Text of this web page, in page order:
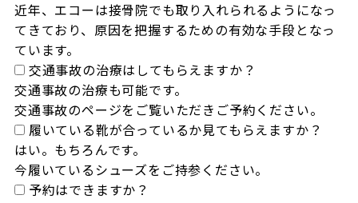
近年、エコーは接骨院でも取り入れられるようになっ
てきており、原因を把握するための有効な手段となっ
ています。
交通事故の治療はしてもらえますか？
交通事故の治療も可能です。
交通事故のページをご覧いただきご予約ください。
履いている靴が合っているか見てもらえますか？
はい。もちろんです。
今履いているシューズをご持参ください。
予約はできますか？